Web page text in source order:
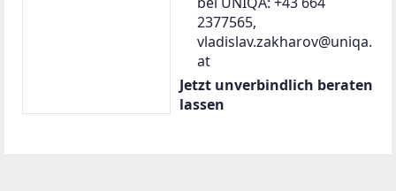
2377565,
vladislav.zakharov@uniqa.
at
Jetzt unverbindlich beraten
lassen